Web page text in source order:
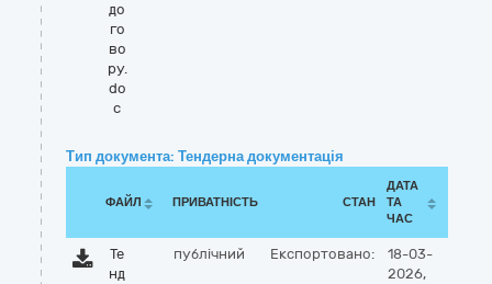
до
го
во
ру.
do
c
Тип документа: Тендерна документація
ФАЙЛ ПРИВАТНІСТЬ СТАН
ДАТА
ТА
ЧАС
Те
нд
публічний Експортовано:
18-03-
2026,